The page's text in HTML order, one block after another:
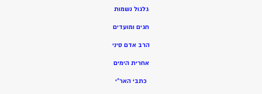
גלגול נשמות
חגים ומועדים
הרב אדם סיני
אחרית הימים
כתבי האר”י